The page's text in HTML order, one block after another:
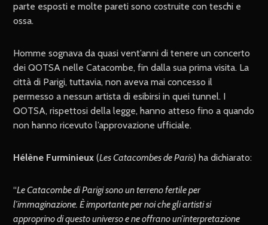
parte esposti e molte pareti sono costruite con teschi e
ossa.
Homme sognava da quasi vent’anni di tenere un concerto
dei QOTSA nelle Catacombe, fin dalla sua prima visita. La
città di Parigi, tuttavia, non aveva mai concesso il
permesso a nessun artista di esibirsi in quei tunnel. I
QOTSA, rispettosi della legge, hanno atteso fino a quando
non hanno ricevuto l’approvazione ufficiale.
Hélène Furminieux (Les Catacombes de Paris) ha dichiarato:
“Le Catacombe di Parigi sono un terreno fertile per
l’immaginazione. È importante per noi che gli artisti si
approprino di questo universo e ne offrano un’interpretazione